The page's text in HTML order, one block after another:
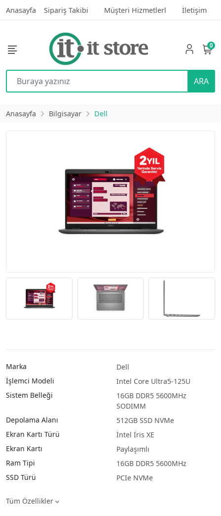
Anasayfa Sipariş Takibi Müşteri Hizmetlerl İletişim
ARA
0
Anasayfa Bilgisayar Dell
Marka
Dell
İşlemci Modeli
Intel Core Ultra5-125U
Sistem Belleği
16GB DDR5 5600MHz
SODIMM
Depolama Alanı
512GB SSD NVMe
Ekran Kartı Türü
İntel İris XE
Ekran Kartı
Paylaşımlı
Ram Tipi
16GB DDR5 5600MHz
SSD Türü
PCIe NVMe
Tüm Özellikler